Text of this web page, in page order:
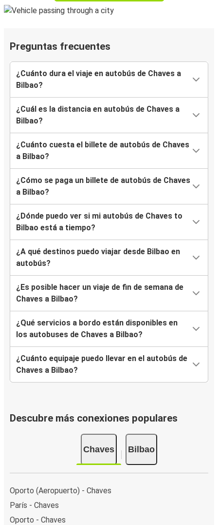
Preguntas frecuentes
¿Cuánto dura el viaje en autobús de Chaves a
Bilbao?
¿Cuál es la distancia en autobús de Chaves a
Bilbao?
¿Cuánto cuesta el billete de autobús de Chaves
a Bilbao?
¿Cómo se paga un billete de autobús de Chaves
a Bilbao?
¿Dónde puedo ver si mi autobús de Chaves to
Bilbao está a tiempo?
¿A qué destinos puedo viajar desde Bilbao en
autobús?
¿Es posible hacer un viaje de fin de semana de
Chaves a Bilbao?
¿Qué servicios a bordo están disponibles en
los autobuses de Chaves a Bilbao?
¿Cuánto equipaje puedo llevar en el autobús de
Chaves a Bilbao?
Descubre más conexiones populares
Chaves Bilbao
Oporto (Aeropuerto) - Chaves
París - Chaves
Oporto - Chaves